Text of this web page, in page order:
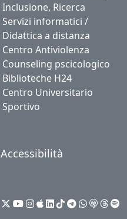
Inclusione, Ricerca
Servizi informatici /
Didattica a distanza
Centro Antiviolenza
Counseling pscicologico
Biblioteche H24
Centro Universitario
Sportivo
Accessibilità